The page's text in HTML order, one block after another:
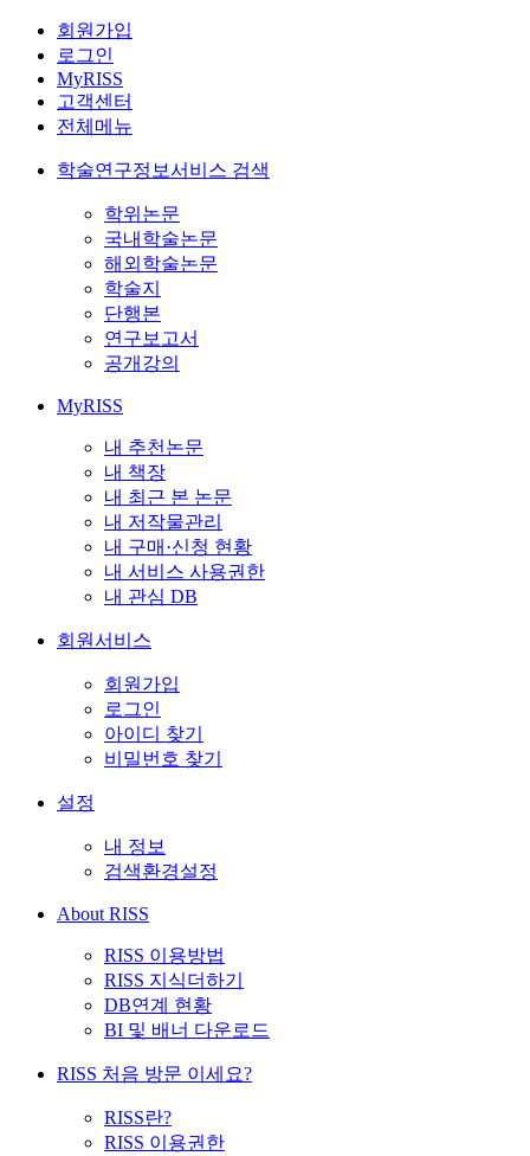
회원가입
로그인
MyRISS
고객센터
전체메뉴
학술연구정보서비스 검색
학위논문
국내학술논문
해외학술논문
학술지
단행본
연구보고서
공개강의
MyRISS
내 추천논문
내 책장
내 최근 본 논문
내 저작물관리
내 구매·신청 현황
내 서비스 사용권한
내 관심 DB
회원서비스
회원가입
로그인
아이디 찾기
비밀번호 찾기
설정
내 정보
검색환경설정
About RISS
RISS 이용방법
RISS 지식더하기
DB연계 현황
BI 및 배너 다운로드
RISS 처음 방문 이세요?
RISS란?
RISS 이용권한